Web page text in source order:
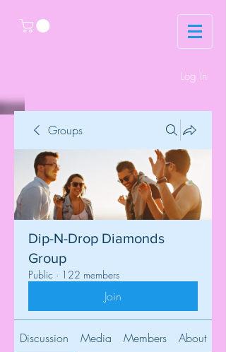
Log In
Groups
Dip-N-Drop Diamonds
Group
Public · 122 members
Join
Discussion Media Members About